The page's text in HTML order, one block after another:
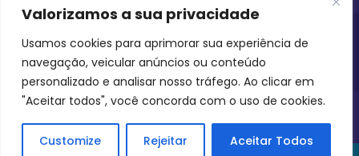
Valorizamos a sua privacidade
Usamos cookies para aprimorar sua experiência de
navegação, veicular anúncios ou conteúdo
personalizado e analisar nosso tráfego. Ao clicar em
"Aceitar todos", você concorda com o uso de cookies.
Customize Rejeitar Aceitar Todos
Institucional
QUEM SOMOS FALE CONOSCO
INVEST AMAZÔNIA BRASIL
COPYRIGHT 2024 - 2026